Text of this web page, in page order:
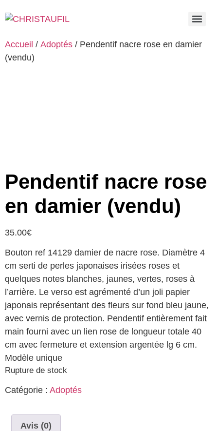
Accueil / Adoptés / Pendentif nacre rose en damier
(vendu)
Pendentif nacre rose
en damier (vendu)
35.00€
Bouton ref 14129 damier de nacre rose. Diamètre 4
cm serti de perles japonaises irisées roses et
quelques notes blanches, jaunes, vertes, roses à
l’arrière. Le verso est agrémenté d’un joli papier
japonais représentant des fleurs sur fond bleu jaune,
avec vernis de protection. Pendentif entièrement fait
main fourni avec un lien rose de longueur totale 40
cm avec fermeture et extension argentée lg 6 cm.
Modèle unique
Rupture de stock
Catégorie : Adoptés
Avis (0)